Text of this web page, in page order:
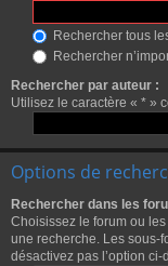
Rechercher tous
Rechercher
Rechercher par auteur :
Utilisez le caractère « * »
Options de
Rechercher dans les
Choisissez le forum ou
une recherche. Les sous-
désactivez pas l’option